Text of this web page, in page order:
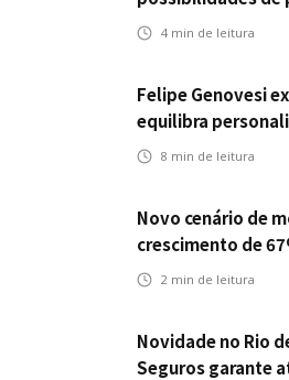
Icatu Seguros
4 min de leitura
Felipe Genovesi
equilibra
tecnologia
8 min de leitura
Novo cenário de
crescimento de
veículos elétricos
2 min de leitura
Novidade no Rio
Seguros garante